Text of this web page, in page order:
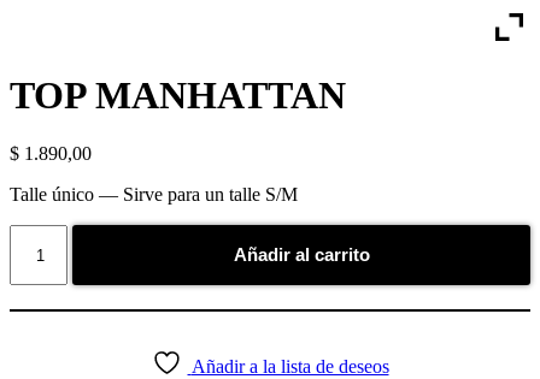
TOP MANHATTAN
$ 1.890,00
Talle único — Sirve para un talle S/M
MANHATTAN
Añadir al carrito
Añadir a la lista de deseos